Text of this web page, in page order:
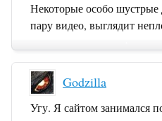
Некоторые особо шустрые
пару видео, выглядит
Godzilla
Угу. Я сайтом занимался